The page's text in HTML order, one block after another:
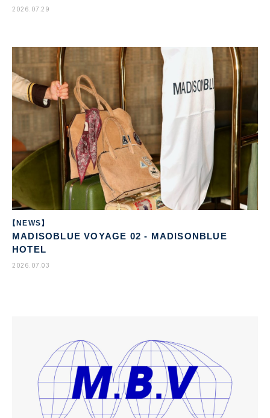
2026.07.29
【NEWS】
MADISOBLUE VOYAGE 02 - MADISONBLUE
HOTEL
2026.07.03